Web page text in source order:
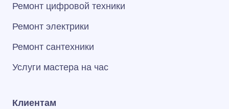
Ремонт цифровой техники
Ремонт электрики
Ремонт сантехники
Услуги мастера на час
Клиентам